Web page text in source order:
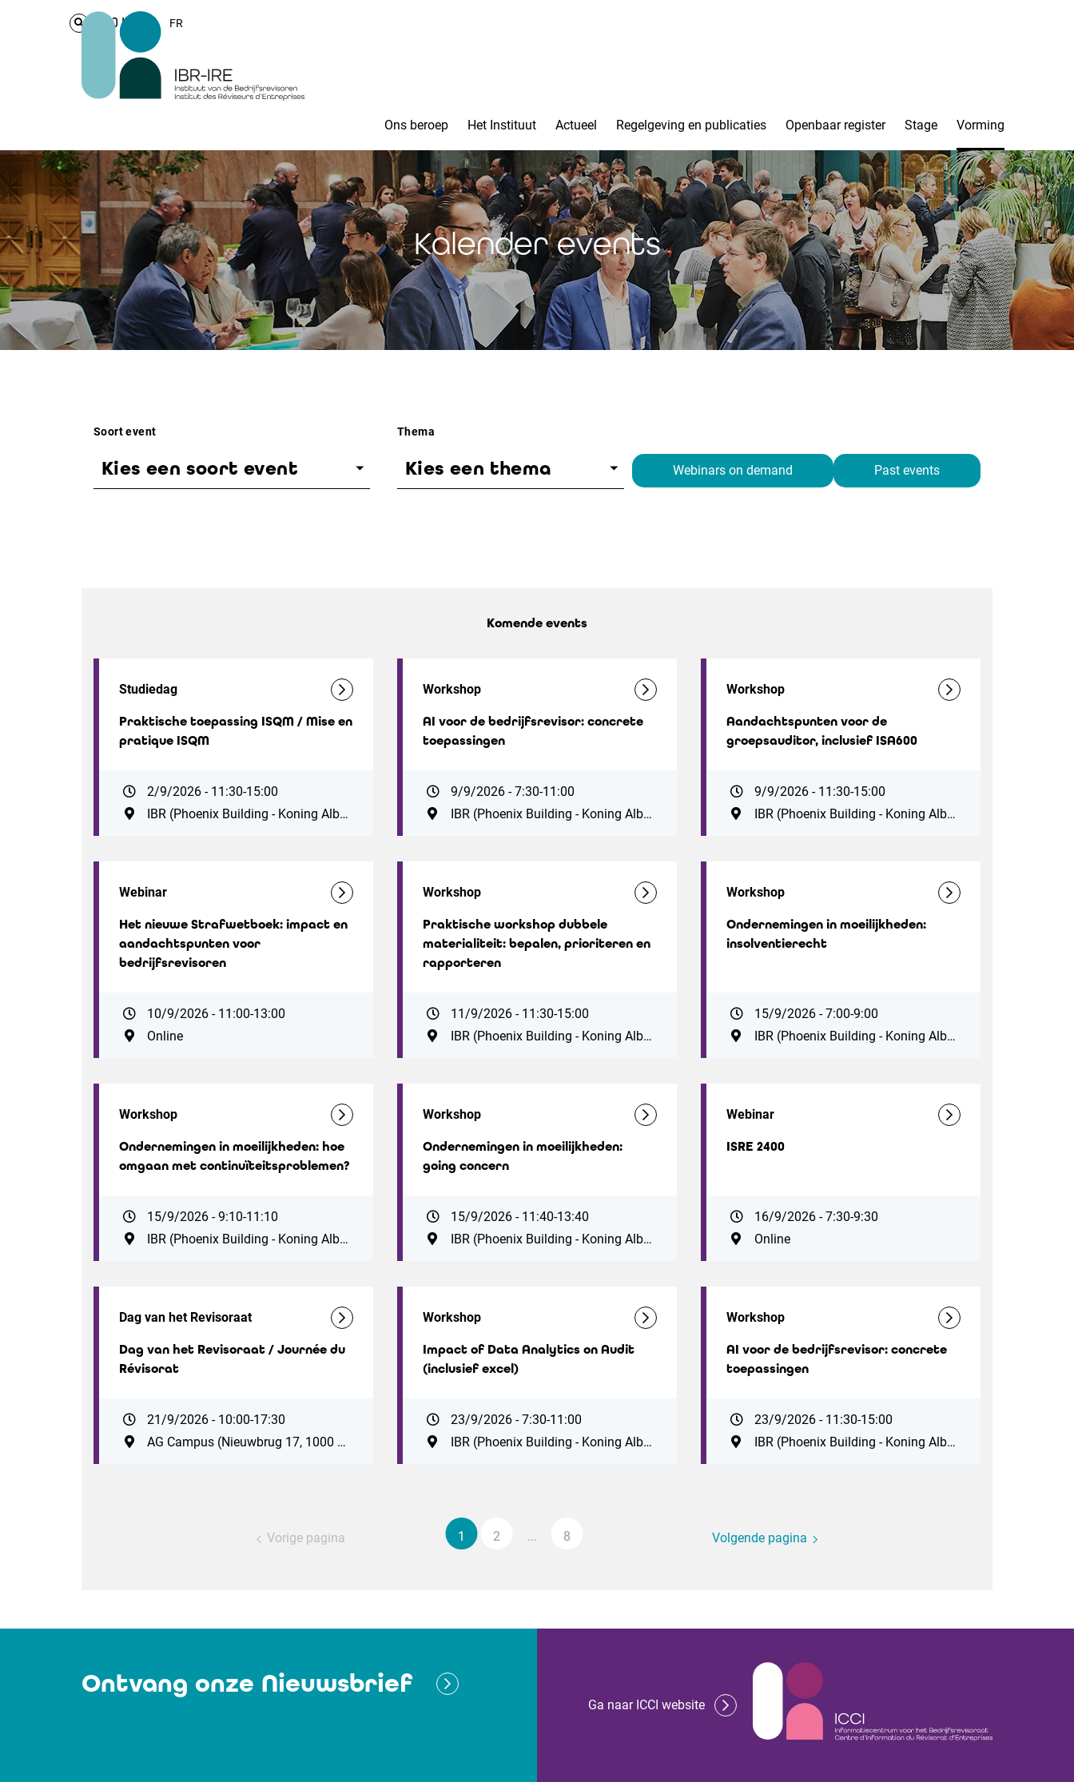
Login FR
Ons beroep Het Instituut Actueel Regelgeving en publicaties Openbaar register Stage Vorming
Kalender events
Webinars on demand Past events
Soort event
Kies een soort event
Thema
Kies een thema
Komende events
Studiedag
Praktische toepassing ISQM / Mise en
pratique ISQM
2/9/2026 - 11:30-15:00
IBR (Phoenix Building - Koning Albert II-laan 19, 1210 Brussel. Vlak bij station Brussel-Noord. Parking ZIN: Antwerpsesteenweg 59, 1000 Brussel)
Workshop
AI voor de bedrijfsrevisor: concrete
toepassingen
9/9/2026 - 7:30-11:00
IBR (Phoenix Building - Koning Albert II-laan 19, 1210 Brussel. Vlak bij station Brussel-Noord. Parking ZIN: Antwerpsesteenweg 59, 1000 Brussel)
Workshop
Aandachtspunten voor de
groepsauditor, inclusief ISA600
9/9/2026 - 11:30-15:00
IBR (Phoenix Building - Koning Albert II-laan 19, 1210 Brussel. Vlak bij station Brussel-Noord. Parking ZIN: Antwerpsesteenweg 59, 1000 Brussel)
Webinar
Het nieuwe Strafwetboek: impact en
aandachtspunten voor
bedrijfsrevisoren
10/9/2026 - 11:00-13:00
Online
Workshop
Praktische workshop dubbele
materialiteit: bepalen, prioriteren en
rapporteren
11/9/2026 - 11:30-15:00
IBR (Phoenix Building - Koning Albert II-laan 19, 1210 Brussel. Vlak bij station Brussel-Noord. Parking ZIN: Antwerpsesteenweg 59, 1000 Brussel)
Workshop
Ondernemingen in moeilijkheden:
insolventierecht
15/9/2026 - 7:00-9:00
IBR (Phoenix Building - Koning Albert II-laan 19, 1210 Brussel. Vlak bij station Brussel-Noord. Parking ZIN: Antwerpsesteenweg 59, 1000 Brussel)
Workshop
Ondernemingen in moeilijkheden: hoe
omgaan met continuïteitsproblemen?
15/9/2026 - 9:10-11:10
IBR (Phoenix Building - Koning Albert II-laan 19, 1210 Brussel. Vlak bij station Brussel-Noord. Parking ZIN: Antwerpsesteenweg 59, 1000 Brussel)
Workshop
Ondernemingen in moeilijkheden:
going concern
15/9/2026 - 11:40-13:40
IBR (Phoenix Building - Koning Albert II-laan 19, 1210 Brussel. Vlak bij station Brussel-Noord. Parking ZIN: Antwerpsesteenweg 59, 1000 Brussel)
Webinar
ISRE 2400
16/9/2026 - 7:30-9:30
Online
Dag van het Revisoraat
Dag van het Revisoraat / Journée du
Révisorat
21/9/2026 - 10:00-17:30
AG Campus (Nieuwbrug 17, 1000 Brussel)
Workshop
Impact of Data Analytics on Audit
(inclusief excel)
23/9/2026 - 7:30-11:00
IBR (Phoenix Building - Koning Albert II-laan 19, 1210 Brussel. Vlak bij station Brussel-Noord. Parking ZIN: Antwerpsesteenweg 59, 1000 Brussel)
Workshop
AI voor de bedrijfsrevisor: concrete
toepassingen
23/9/2026 - 11:30-15:00
IBR (Phoenix Building - Koning Albert II-laan 19, 1210 Brussel. Vlak bij station Brussel-Noord. Parking ZIN: Antwerpsesteenweg 59, 1000 Brussel)
Vorige pagina 1 2 ... 8 Volgende pagina
Ontvang onze Nieuwsbrief
Ga naar ICCI website